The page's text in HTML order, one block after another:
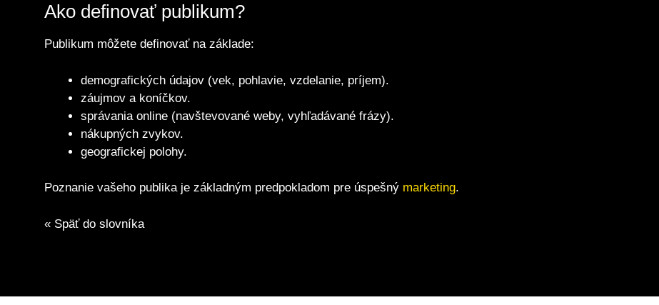
Ako definovať publikum?
Publikum môžete definovať na základe:
demografických údajov (vek, pohlavie, vzdelanie, príjem).
záujmov a koníčkov.
správania online (navštevované weby, vyhľadávané frázy).
nákupných zvykov.
geografickej polohy.
Poznanie vašeho publika je základným predpokladom pre úspešný marketing.
« Späť do slovníka